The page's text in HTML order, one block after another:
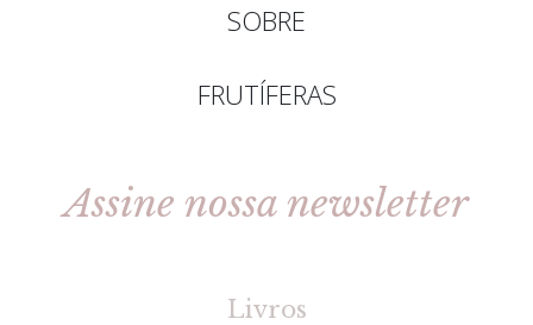
SOBRE
FRUTÍFERAS
Assine nossa newsletter
Livros